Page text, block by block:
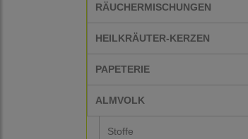
RÄUCHERMISCHUNGEN
HEILKRÄUTER-KERZEN
PAPETERIE
ALMVOLK
Stoffe